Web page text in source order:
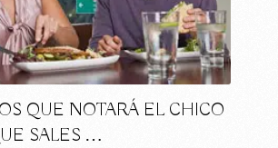
QUE NOTARÁ EL CHICO
SALES …